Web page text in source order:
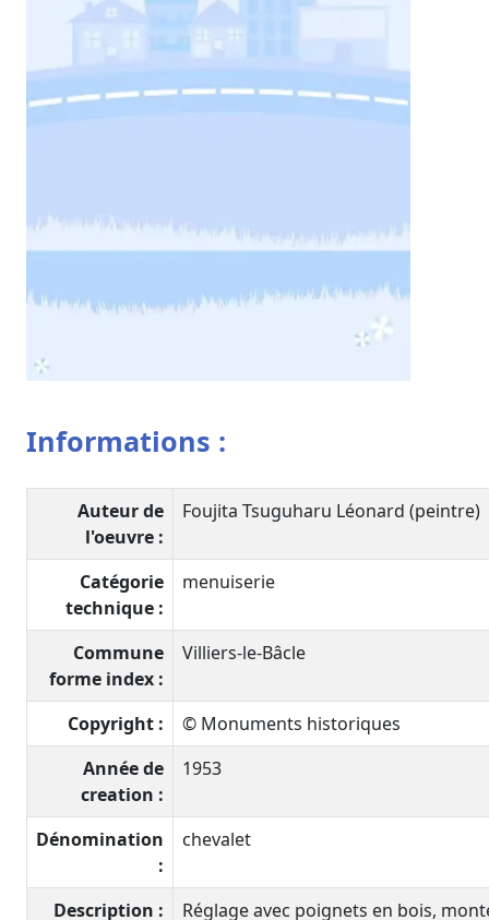
Informations :
Auteur de
l'oeuvre :
Foujita Tsuguharu Léonard (peintre)
Catégorie
technique :
menuiserie
Commune
forme index :
Villiers-le-Bâcle
Copyright :
© Monuments historiques
Année de
creation :
1953
Dénomination
:
chevalet
Description : Réglage avec poignets en bois,